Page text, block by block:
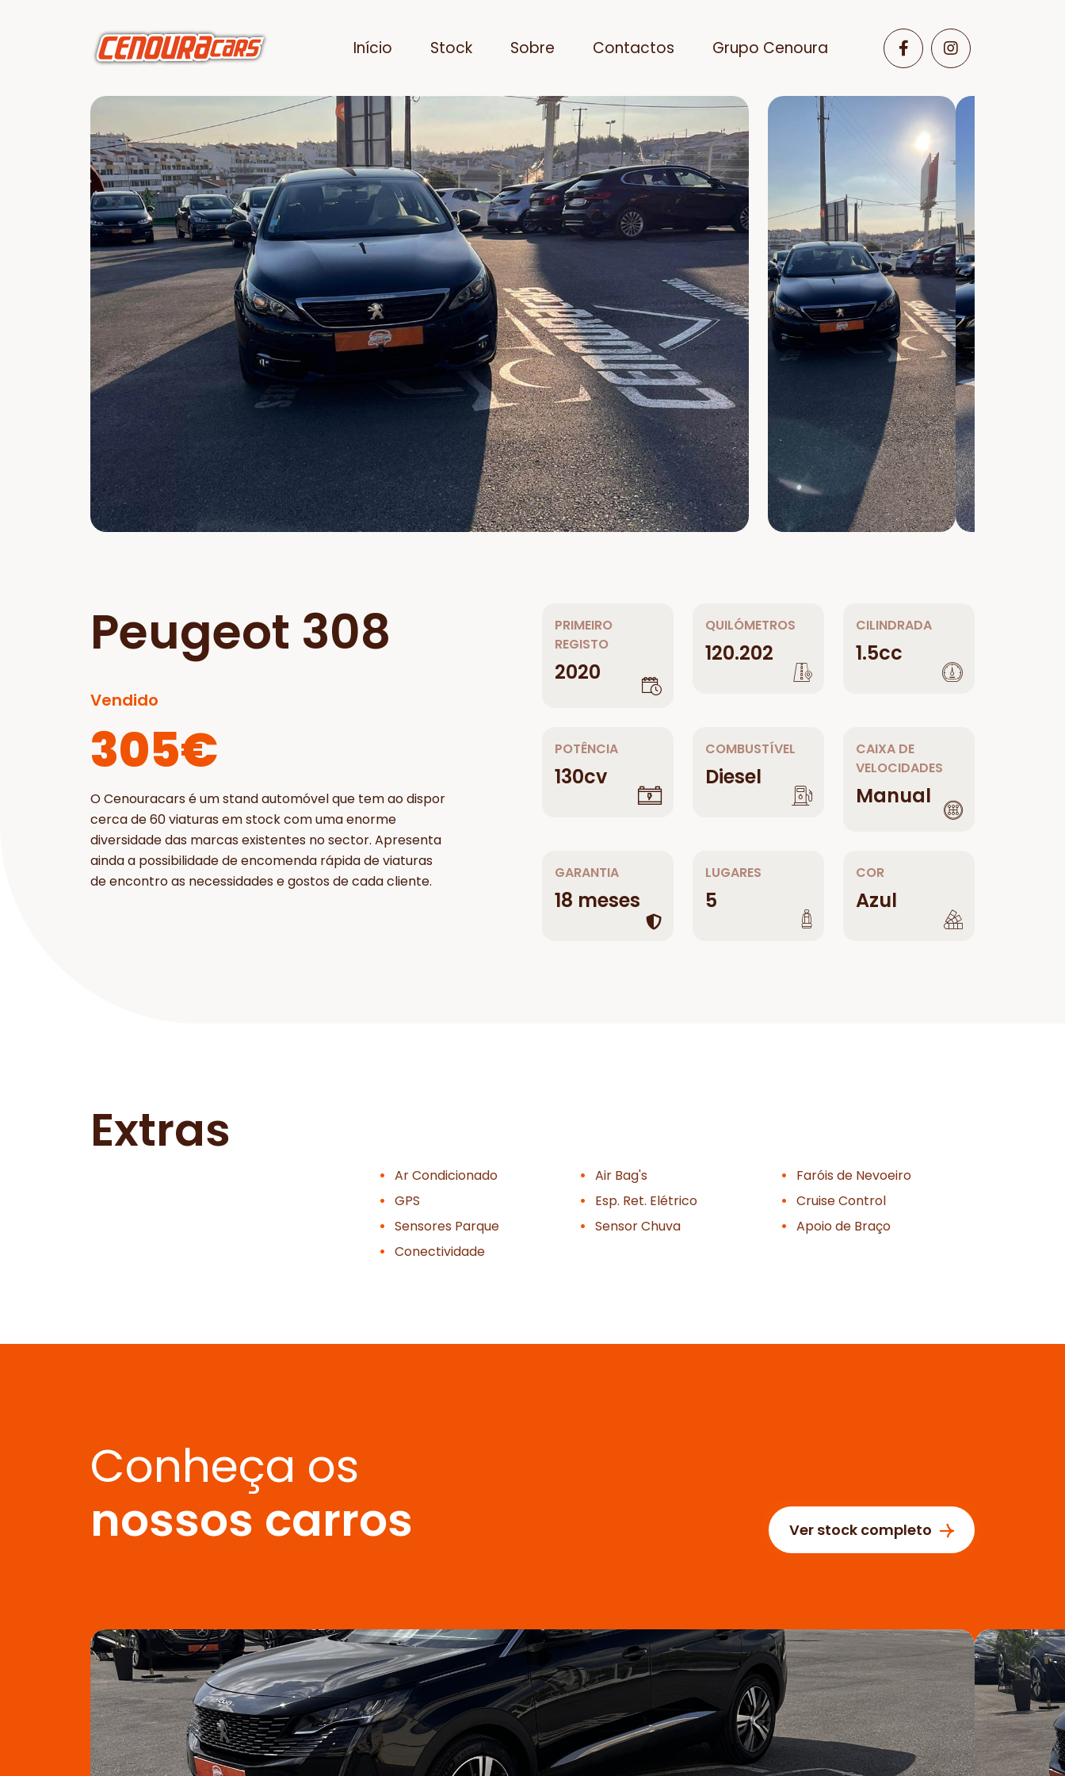
Início Stock Sobre Contactos Grupo Cenoura
Peugeot 308
Vendido
305€
O Cenouracars é um stand automóvel que tem ao dispor
cerca de 60 viaturas em stock com uma enorme
diversidade das marcas existentes no sector. Apresenta
ainda a possibilidade de encomenda rápida de viaturas
de encontro as necessidades e gostos de cada cliente.
PRIMEIRO
REGISTO
2020
QUILÓMETROS
120.202
CILINDRADA
1.5cc
POTÊNCIA
130cv
COMBUSTÍVEL
Diesel
CAIXA DE
VELOCIDADES
Manual
GARANTIA
18 meses
LUGARES
5
COR
Azul
Extras
Ar Condicionado Air Bag's
Faróis de Nevoeiro
GPS
Esp. Ret. Elétrico
Cruise Control
Sensores Parque
Sensor Chuva
Apoio de Braço
Conectividade
Conheça os
nossos carros
Ver stock completo